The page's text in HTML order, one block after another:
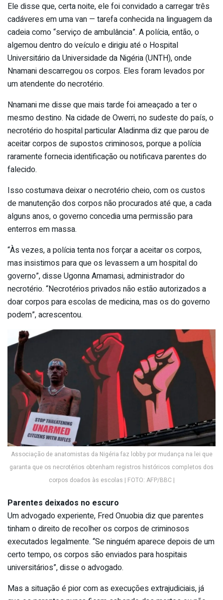
Ele disse que, certa noite, ele foi convidado a carregar três
cadáveres em uma van — tarefa conhecida na linguagem da
cadeia como “serviço de ambulância”. A polícia, então, o
algemou dentro do veículo e dirigiu até o Hospital
Universitário da Universidade da Nigéria (UNTH), onde
Nnamani descarregou os corpos. Eles foram levados por
um atendente do necrotério.
Nnamani me disse que mais tarde foi ameaçado a ter o
mesmo destino. Na cidade de Owerri, no sudeste do país, o
necrotério do hospital particular Aladinma diz que parou de
aceitar corpos de supostos criminosos, porque a polícia
raramente fornecia identificação ou notificava parentes do
falecido.
Isso costumava deixar o necrotério cheio, com os custos
de manutenção dos corpos não procurados até que, a cada
alguns anos, o governo concedia uma permissão para
enterros em massa.
“Às vezes, a polícia tenta nos forçar a aceitar os corpos,
mas insistimos para que os levassem a um hospital do
governo”, disse Ugonna Amamasi, administrador do
necrotério. “Necrotérios privados não estão autorizados a
doar corpos para escolas de medicina, mas os do governo
podem”, acrescentou.
Associação de anatomistas da Nigéria faz lobby por mudança na lei que
garanta que os necrotérios obtenham registros históricos completos dos
corpos doados às escolas | FOTO: AFP/BBC |
Parentes deixados no escuro
Um advogado experiente, Fred Onuobia diz que parentes
tinham o direito de recolher os corpos de criminosos
executados legalmente. “Se ninguém aparece depois de um
certo tempo, os corpos são enviados para hospitais
universitários”, disse o advogado.
Mas a situação é pior com as execuções extrajudiciais, já